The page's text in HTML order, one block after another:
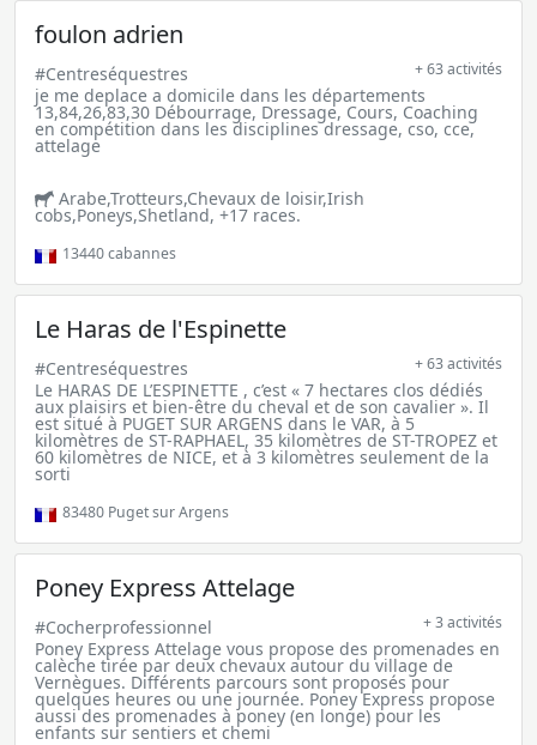
foulon adrien
#Centreséquestres + 63 activités
je me deplace a domicile dans les départements
13,84,26,83,30 Débourrage, Dressage, Cours, Coaching
en compétition dans les disciplines dressage, cso, cce,
attelage
Arabe,Trotteurs,Chevaux de loisir,Irish
cobs,Poneys,Shetland, +17 races.
13440cabannes
Le Haras de l'Espinette
#Centreséquestres + 63 activités
Le HARAS DE L’ESPINETTE , c’est « 7 hectares clos dédiés
aux plaisirs et bien-être du cheval et de son cavalier ». Il
est situé à PUGET SUR ARGENS dans le VAR, à 5
kilomètres de ST-RAPHAEL, 35 kilomètres de ST-TROPEZ et
60 kilomètres de NICE, et à 3 kilomètres seulement de la
sorti
83480 Puget sur Argens
Poney Express Attelage
#Cocherprofessionnel + 3 activités
Poney Express Attelage vous propose des promenades en
calèche tirée par deux chevaux autour du village de
Vernègues. Différents parcours sont proposés pour
quelques heures ou une journée. Poney Express propose
aussi des promenades à poney (en longe) pour les
enfants sur sentiers et chemi